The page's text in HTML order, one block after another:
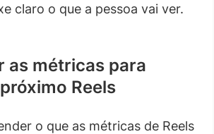
claro o que a pessoa vai ver.
as métricas para
Reels
o que as métricas de Reels